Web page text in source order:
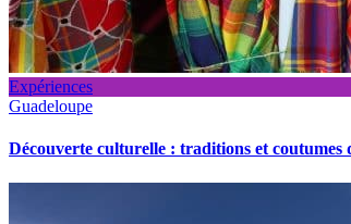
Expériences
Guadeloupe
Découverte culturelle : traditions et coutumes